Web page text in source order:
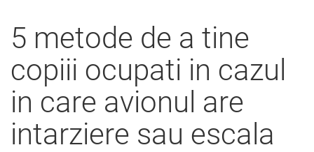
5 metode de a tine
copiii ocupati in cazul
in care avionul are
intarziere sau escala